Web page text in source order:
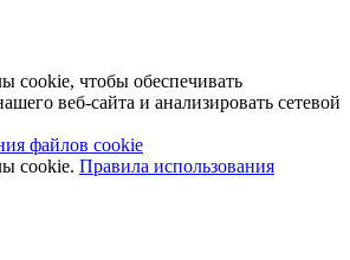
cookie, чтобы обеспечивать
веб-сайта и анализировать сетевой
файлов cookie
cookie. Правила использования